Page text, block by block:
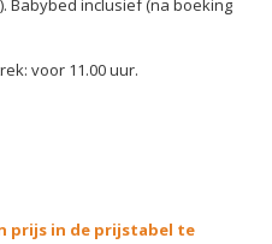
Babybed inclusief (na boeking
voor 11.00 uur.
prijs in de prijstabel te